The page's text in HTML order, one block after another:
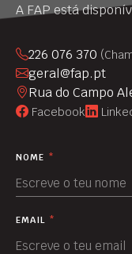
A FAP está
226 076 370
geral@fap.pt
Rua do Campo
Facebook
NOME *
EMAIL *